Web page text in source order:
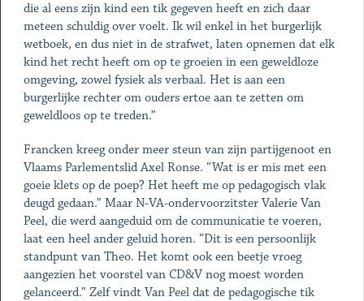
die al eens zijn kind een tik gegeven heeft en zich daar
meteen schuldig over voelt. Ik wil enkel in het burgerlijk
wetboek, en dus niet in de strafwet, laten opnemen dat elk
kind het recht heeft om op te groeien in een geweldloze
omgeving, zowel fysiek als verbaal. Het is aan een
burgerlijke rechter om ouders ertoe aan te zetten om
geweldloos op te treden.”
Francken kreeg onder meer steun van zijn partijgenoot en
Vlaams Parlementslid Axel Ronse. “Wat is er mis met een
goeie klets op de poep? Het heeft me op pedagogisch vlak
deugd gedaan.” Maar N-VA-ondervoorzitster Valerie Van
Peel, die werd aangeduid om de communicatie te voeren,
laat een heel ander geluid horen. “Dit is een persoonlijk
standpunt van Theo. Het komt ook een beetje vroeg
aangezien het voorstel van CD&V nog moest worden
gelanceerd.” Zelf vindt Van Peel dat de pedagogische tik